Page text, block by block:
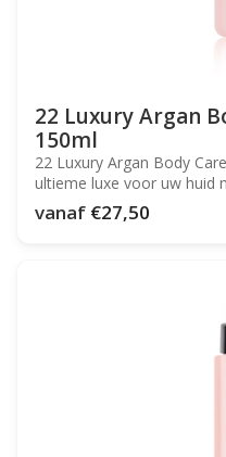
22 Luxury Argan
150ml
22 Luxury Argan Body
ultieme luxe voor uw huid
vanaf €27,50